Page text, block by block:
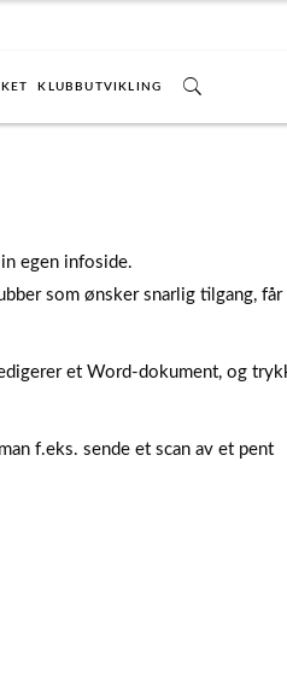
KLUBBUTVIKLING
egen infoside.
som ønsker snarlig tilgang, får
et Word-dokument, og
f.eks. sende et scan av et pent